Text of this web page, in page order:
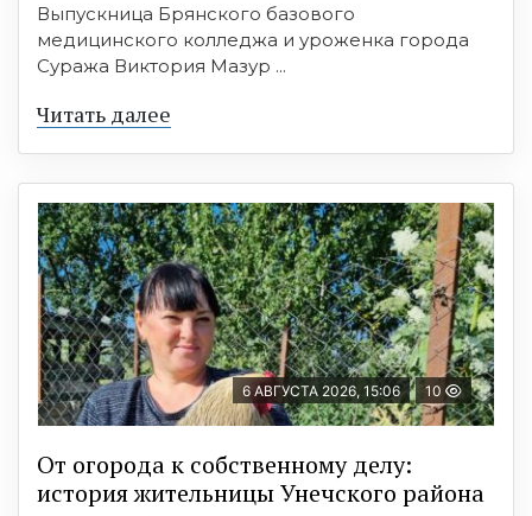
Выпускница Брянского базового
медицинского колледжа и уроженка города
Суража Виктория Мазур ...
Читать далее
6 АВГУСТА 2026, 15:06 10
От огорода к собственному делу:
история жительницы Унечского района